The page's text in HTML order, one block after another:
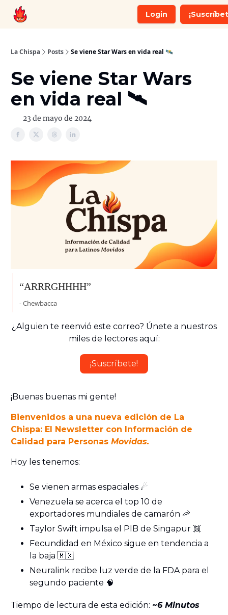
Login
La Chispa Posts Se viene Star Wars en vida real 🛰️
Se viene Star Wars
en vida real 🛰️
23 de mayo de 2024
“ARRRGHHHH”
- Chewbacca
¿Alguien te reenvió este correo? Únete a nuestros
miles de lectores aquí:
¡Suscríbete!
¡Buenas buenas mi gente!
Bienvenidos a una nueva edición de La
Chispa: El Newsletter con Información de
Calidad para Personas Movidas.
Hoy les tenemos:
Se vienen armas espaciales ☄️
Venezuela se acerca el top 10 de
exportadores mundiales de camarón 🦐
Taylor Swift impulsa el PIB de Singapur 👯
Fecundidad en México sigue en tendencia a
la baja 🇲🇽
Neuralink recibe luz verde de la FDA para el
segundo paciente 🧠
Tiempo de lectura de esta edición: ~6 Minutos